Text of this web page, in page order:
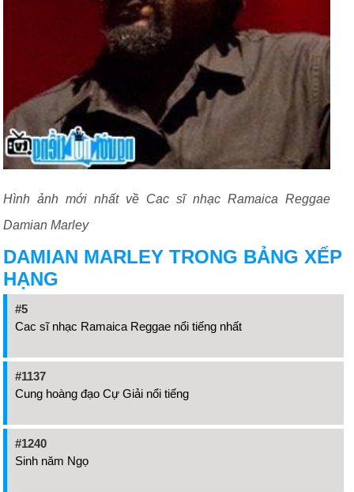
Hình ảnh mới nhất về Cac sĩ nhạc Ramaica Reggae
Damian Marley
DAMIAN MARLEY TRONG BẢNG XẾP
HẠNG
#5
Cac sĩ nhạc Ramaica Reggae nổi tiếng nhất
#1137
Cung hoàng đạo Cự Giải nổi tiếng
#1240
Sinh năm Ngọ